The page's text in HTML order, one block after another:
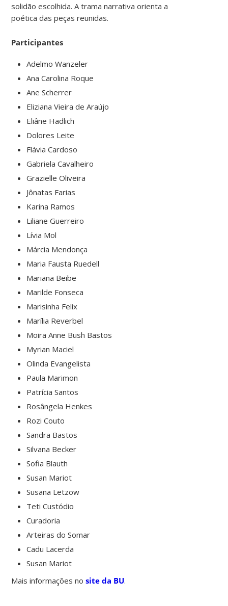
solidão escolhida. A trama narrativa orienta a
poética das peças reunidas.
Participantes
Adelmo Wanzeler
Ana Carolina Roque
Ane Scherrer
Eliziana Vieira de Araújo
Eliâne Hadlich
Dolores Leite
Flávia Cardoso
Gabriela Cavalheiro
Grazielle Oliveira
Jônatas Farias
Karina Ramos
Liliane Guerreiro
Lívia Mol
Márcia Mendonça
Maria Fausta Ruedell
Mariana Beibe
Marilde Fonseca
Marisinha Felix
Marília Reverbel
Moira Anne Bush Bastos
Myrian Maciel
Olinda Evangelista
Paula Marimon
Patrícia Santos
Rosângela Henkes
Rozi Couto
Sandra Bastos
Silvana Becker
Sofia Blauth
Susan Mariot
Susana Letzow
Teti Custódio
Curadoria
Arteiras do Somar
Cadu Lacerda
Susan Mariot
Mais informações nosite da BU.